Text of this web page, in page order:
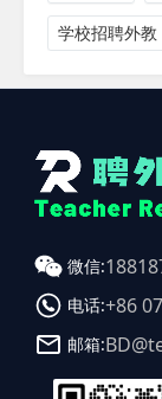
学校招聘外教
微信:
电话:+86
邮箱: